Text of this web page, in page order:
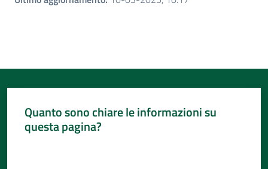
Quanto sono chiare le informazioni su
questa pagina?